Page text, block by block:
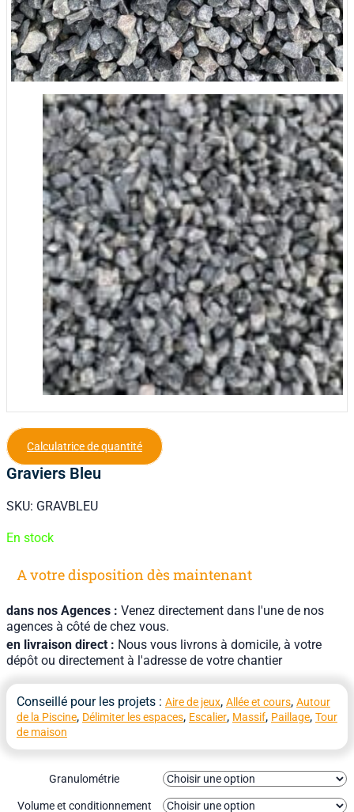
Calculatrice de quantité
Graviers Bleu
SKU: GRAVBLEU
En stock
A votre disposition dès maintenant
dans nos Agences : Venez directement dans l'une de nos
agences à côté de chez vous.
en livraison direct : Nous vous livrons à domicile, à votre
dépôt ou directement à l'adresse de votre chantier
Conseillé pour les projets : Aire de jeux, Allée et cours, Autour
de la Piscine, Délimiter les espaces, Escalier, Massif, Paillage, Tour
de maison
Granulométrie
Volume et conditionnement